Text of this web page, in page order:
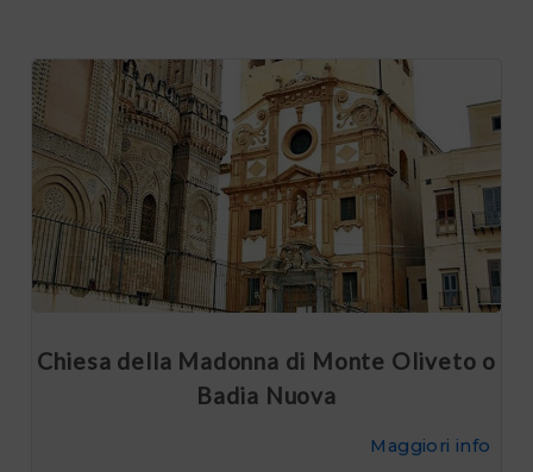
Chiesa della Madonna di Monte Oliveto o
Badia Nuova
Maggiori info